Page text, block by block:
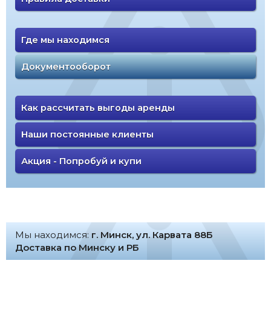
Где мы находимся
Документооборот
Как рассчитать выгоды аренды
Наши постоянные клиенты
Акция - Попробуй и купи
Мы находимся: г. Минск, ул. Карвата 88Б
Доставка по Минску и РБ